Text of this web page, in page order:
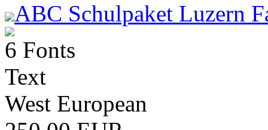
ABC Schulpaket Luzern
6 Fonts
Text
West European